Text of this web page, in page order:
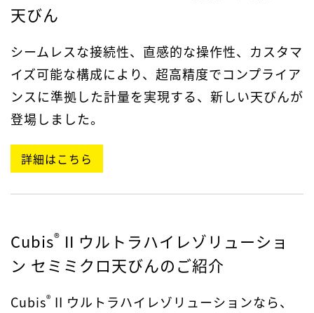
天びん
シームレスな接続性、直感的な操作性、カスタマ
イズ可能な構成により、超高精度でコンプライア
ンスに準拠した計量を実現する、新しい天びんが
登場しました。
詳細はこちら
Cubis® II ウルトラハイレゾリューショ
ン セミミクロ天びんのご紹介
Cubis® II ウルトラハイレゾリューションなら、